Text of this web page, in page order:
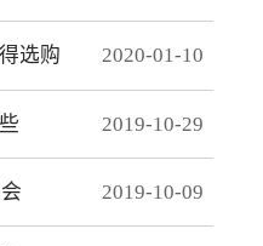
选购 2020-01-10
2019-10-29
2019-10-09